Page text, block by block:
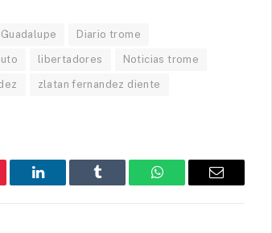
Diario trome
libertadores Noticias trome
zlatan fernandez diente
LinkedIn Tumblr WhatsAppEmail